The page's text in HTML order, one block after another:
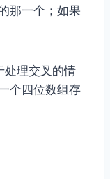
那一个；如果
处理交叉的情
个四位数组存